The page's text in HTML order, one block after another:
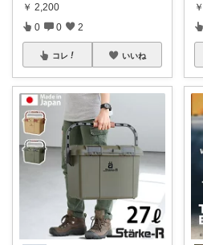
￥ 2,200
0 0 2
コレ いいね
￥